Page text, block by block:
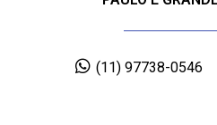
(11) 97738-0546